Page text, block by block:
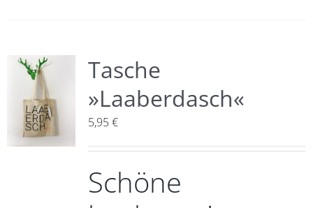
Tasche
»Laaberdasch«
5,95€
Schöne